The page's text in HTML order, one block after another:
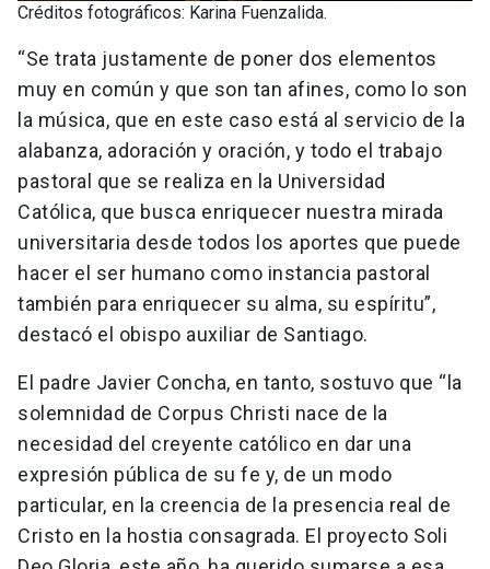
Créditos fotográficos: Karina Fuenzalida.
“Se trata justamente de poner dos elementos
muy en común y que son tan afines, como lo son
la música, que en este caso está al servicio de la
alabanza, adoración y oración, y todo el trabajo
pastoral que se realiza en la Universidad
Católica, que busca enriquecer nuestra mirada
universitaria desde todos los aportes que puede
hacer el ser humano como instancia pastoral
también para enriquecer su alma, su espíritu”,
destacó el obispo auxiliar de Santiago.
El padre Javier Concha, en tanto, sostuvo que “la
solemnidad de Corpus Christi nace de la
necesidad del creyente católico en dar una
expresión pública de su fe y, de un modo
particular, en la creencia de la presencia real de
Cristo en la hostia consagrada. El proyecto Soli